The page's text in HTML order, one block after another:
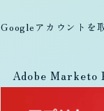
Googleアカウントを
Adobe Marketo